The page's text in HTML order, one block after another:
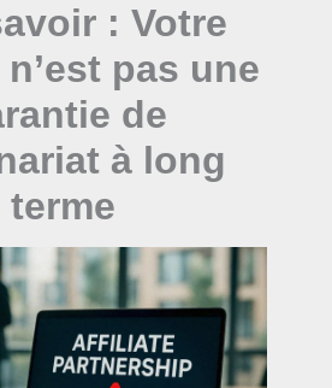
: Votre
pas une
de
à long
terme